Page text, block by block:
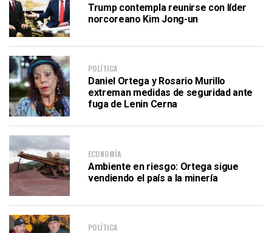
Trump contempla reunirse con líder
norcoreano Kim Jong-un
POLÍTICA
Daniel Ortega y Rosario Murillo
extreman medidas de seguridad ante
fuga de Lenin Cerna
ECONOMÍA
Ambiente en riesgo: Ortega sigue
vendiendo el país a la minería
POLÍTICA